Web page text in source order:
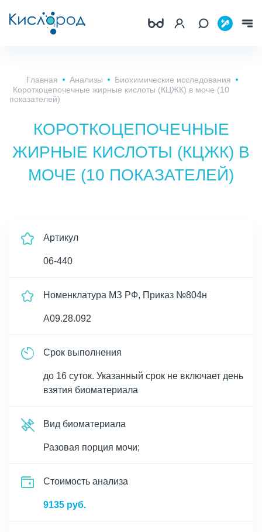
Главная Анализы
Биохимические исследования
Короткоцепочечные жирные кислоты (КЦЖК) в моче (10
показателей)
КОРОТКОЦЕПОЧЕЧНЫЕ
ЖИРНЫЕ КИСЛОТЫ (КЦЖК) В
МОЧЕ (10 ПОКАЗАТЕЛЕЙ)
Артикул
06-440
Номенклатура МЗ РФ, Приказ №804н
A09.28.092
Срок выполнения
до 16 суток. Указанный срок не включает день
взятия биоматериала
Вид биоматериала
Разовая порция мочи;
Cтоимость анализа
9135 руб.